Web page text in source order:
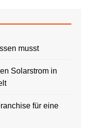
musst
Solarstrom in
für eine